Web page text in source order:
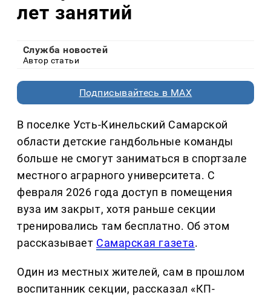
лет занятий
Служба новостей
Автор статьи
Подписывайтесь в MAX
В поселке Усть-Кинельский Самарской
области детские гандбольные команды
больше не смогут заниматься в спортзале
местного аграрного университета. С
февраля 2026 года доступ в помещения
вуза им закрыт, хотя раньше секции
тренировались там бесплатно. Об этом
рассказывает Самарская газета.
Один из местных жителей, сам в прошлом
воспитанник секции, рассказал «КП-